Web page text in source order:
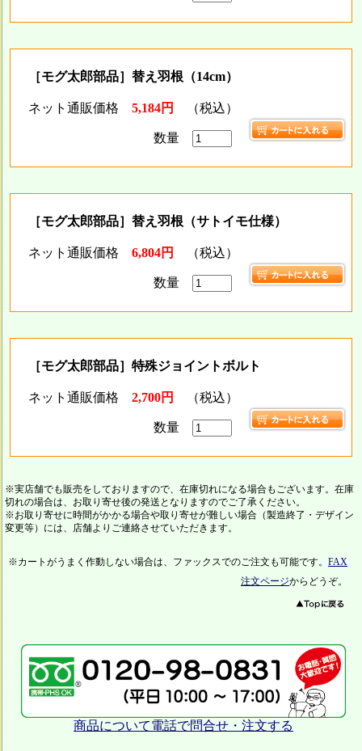
［モグ太郎部品］替え羽根（14cm）
ネット通販価格 5,184円 （税込）
数量
［モグ太郎部品］替え羽根（サトイモ仕様）
ネット通販価格 6,804円 （税込）
数量
［モグ太郎部品］特殊ジョイントボルト
ネット通販価格 2,700円 （税込）
数量
※実店舗でも販売をしておりますので、在庫切れになる場合もございます。在庫
切れの場合は、お取り寄せ後の発送となりますのでご了承ください。
※お取り寄せに時間がかかる場合や取り寄せが難しい場合（製造終了・デザイン
変更等）には、店舗よりご連絡させていただきます。
※カートがうまく作動しない場合は、ファックスでのご注文も可能です。 FAX
注文ページからどうぞ。
商品について電話で問合せ・注文する